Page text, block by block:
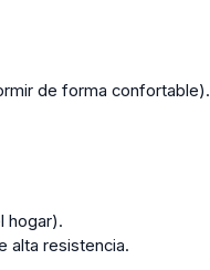
de forma confortable).
hogar).
alta resistencia.